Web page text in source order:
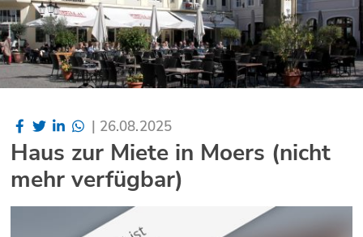
| 26.08.2025
Haus zur Miete in Moers (nicht
mehr verfügbar)